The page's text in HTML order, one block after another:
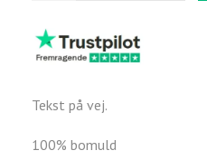
Tekst på vej.
100% bomuld